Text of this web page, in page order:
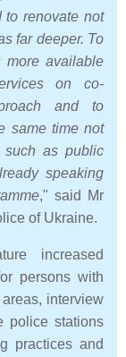
to renovate not
far deeper. To
more available
on co-
and to
same time not
such as public
speaking
," said Mr
of Ukraine.
increased
persons with
interview
police stations
practices and